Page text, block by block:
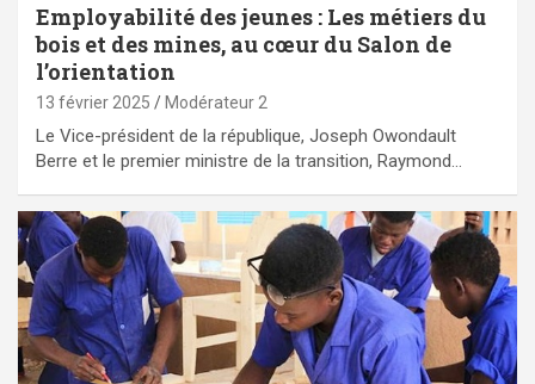
Employabilité des jeunes : Les métiers du
bois et des mines, au cœur du Salon de
l’orientation
13 février 2025 Modérateur 2
Le Vice-président de la république, Joseph Owondault
Berre et le premier ministre de la transition, Raymond…